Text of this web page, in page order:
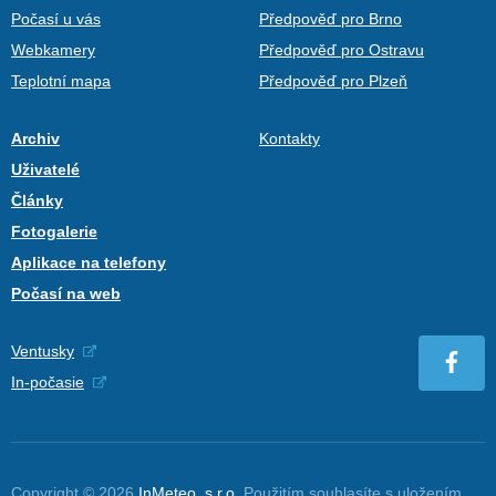
Počasí u vás
Webkamery
Teplotní mapa
Předpověď pro Brno
Předpověď pro Ostravu
Předpověď pro Plzeň
Archiv
Uživatelé
Články
Fotogalerie
Aplikace na telefony
Počasí na web
Kontakty
Ventusky
In-počasie
Copyright © 2026 InMeteo, s.r.o. Použitím souhlasíte s uložením